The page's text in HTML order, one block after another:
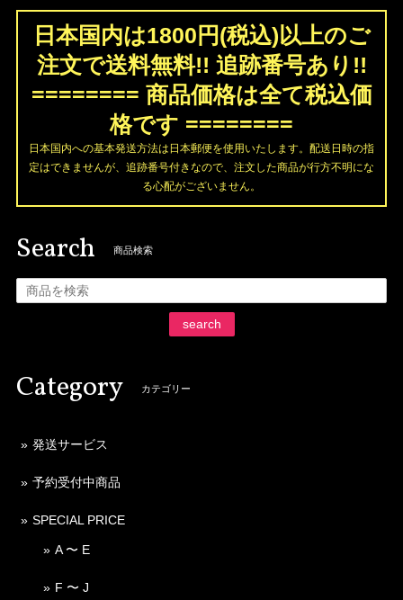
日本国内は1800円(税込)以上のご
注文で送料無料!! 追跡番号あり!!
======== 商品価格は全て税込価
格です ========
日本国内への基本発送方法は日本郵便を使用いたします。配送日時の指
定はできませんが、追跡番号付きなので、注文した商品が行方不明にな
る心配がございません。
Search 商品検索
search
Category カテゴリー
発送サービス
予約受付中商品
SPECIAL PRICE
A 〜 E
F 〜 J